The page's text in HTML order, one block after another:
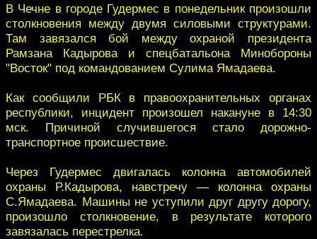
В Чечне в городе Гудермес в понедельник произошли
столкновения между двумя силовыми структурами.
Там завязался бой между охраной президента
Рамзана Кадырова и спецбатальона Минобороны
"Восток" под командованием Сулима Ямадаева.
Как сообщили РБК в правоохранительных органах
республики, инцидент произошел накануне в 14:30
мск. Причиной случившегося стало дорожно-
транспортное происшествие.
Через Гудермес двигалась колонна автомобилей
охраны Р.Кадырова, навстречу — колонна охраны
С.Ямадаева. Машины не уступили друг другу дорогу,
произошло столкновение, в результате которого
завязалась перестрелка.